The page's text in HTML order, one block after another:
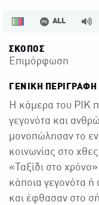
ALL
ΣΚΟΠΟΣ
Επιμόρφωση
ΓΕΝΙΚΉ ΠΕΡΙΓΡΑΦΉ
Η κάμερα του ΡΙΚ
γεγονότα και
μονοπώλησαν το
κοινωνίας στο
«Ταξίδι στο
κάποια γεγονότα ή
και έφθασαν στο